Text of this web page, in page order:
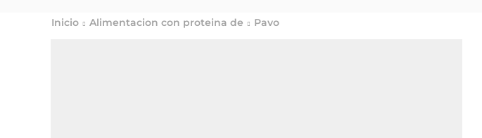
Inicio Alimentacion con proteina de Pavo